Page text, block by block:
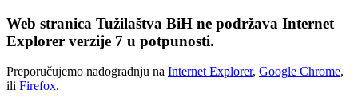
Web stranica Tužilaštva BiH ne podržava Internet
Explorer verzije 7 u potpunosti.
Preporučujemo nadogradnju na Internet Explorer, Google Chrome,
ili Firefox.